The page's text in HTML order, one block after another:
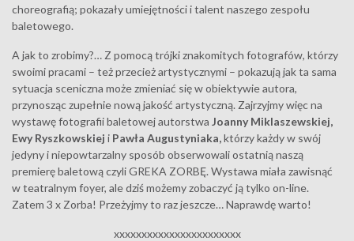
choreografią; pokazały umiejętności i talent naszego zespołu
baletowego.
A jak to zrobimy?… Z pomocą trójki znakomitych fotografów, którzy
swoimi pracami – też przecież artystycznymi – pokazują jak ta sama
sytuacja sceniczna może zmieniać się w obiektywie autora,
przynosząc zupełnie nową jakość artystyczną. Zajrzyjmy więc na
wystawę fotografii baletowej autorstwa Joanny Miklaszewskiej,
Ewy Ryszkowskiej i Pawła Augustyniaka,którzy każdy w swój
jedyny i niepowtarzalny sposób obserwowali ostatnią naszą
premierę baletową czyli GREKA ZORBĘ. Wystawa miała zawisnąć
w teatralnym foyer, ale dziś możemy zobaczyć ją tylko on-line.
Zatem 3 x Zorba! Przeżyjmy to raz jeszcze… Naprawdę warto!
xxxxxxxxxxxxxxxxxxxxxxx